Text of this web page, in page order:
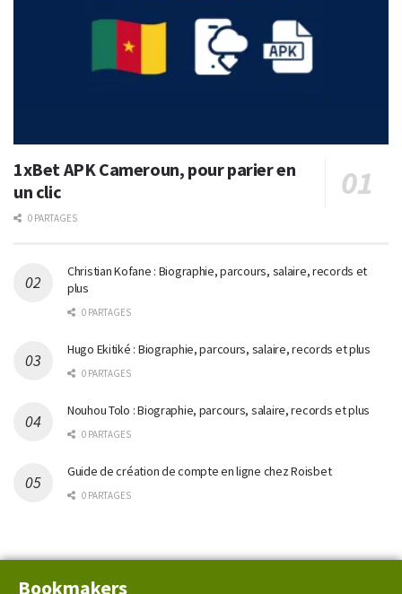
1xBet APK Cameroun, pour parier en
un clic
0 PARTAGES
Christian Kofane : Biographie, parcours, salaire, records et
plus
0 PARTAGES
Hugo Ekitiké : Biographie, parcours, salaire, records et plus
0 PARTAGES
Nouhou Tolo : Biographie, parcours, salaire, records et plus
0 PARTAGES
Guide de création de compte en ligne chez Roisbet
0 PARTAGES
Bookmakers